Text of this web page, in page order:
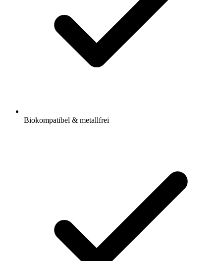
Biokompatibel & metallfrei